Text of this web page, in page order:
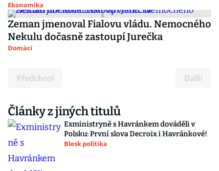
Ekonomika
Zeman jmenoval Fialovu vládu. Nemocného
Nekulu dočasně zastoupí Jurečka
Domácí
Předchozí Další
Články z jiných titulů
Exministryně s Havránkem dováděli v
Polsku: První slova Decroix i Havránkové!
Blesk politika